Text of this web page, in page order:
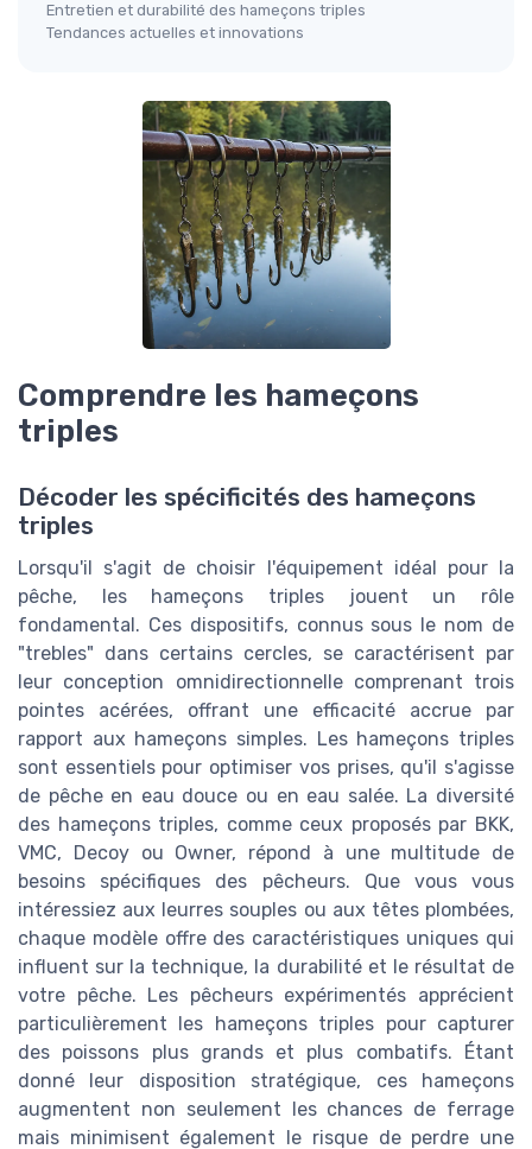
Entretien et durabilité des hameçons triples
Tendances actuelles et innovations
Comprendre les hameçons
triples
Décoder les spécificités des hameçons
triples
Lorsqu'il s'agit de choisir l'équipement idéal pour la
pêche, les hameçons triples jouent un rôle
fondamental. Ces dispositifs, connus sous le nom de
"trebles" dans certains cercles, se caractérisent par
leur conception omnidirectionnelle comprenant trois
pointes acérées, offrant une efficacité accrue par
rapport aux hameçons simples. Les hameçons triples
sont essentiels pour optimiser vos prises, qu'il s'agisse
de pêche en eau douce ou en eau salée. La diversité
des hameçons triples, comme ceux proposés par BKK,
VMC, Decoy ou Owner, répond à une multitude de
besoins spécifiques des pêcheurs. Que vous vous
intéressiez aux leurres souples ou aux têtes plombées,
chaque modèle offre des caractéristiques uniques qui
influent sur la technique, la durabilité et le résultat de
votre pêche. Les pêcheurs expérimentés apprécient
particulièrement les hameçons triples pour capturer
des poissons plus grands et plus combatifs. Étant
donné leur disposition stratégique, ces hameçons
augmentent non seulement les chances de ferrage
mais minimisent également le risque de perdre une